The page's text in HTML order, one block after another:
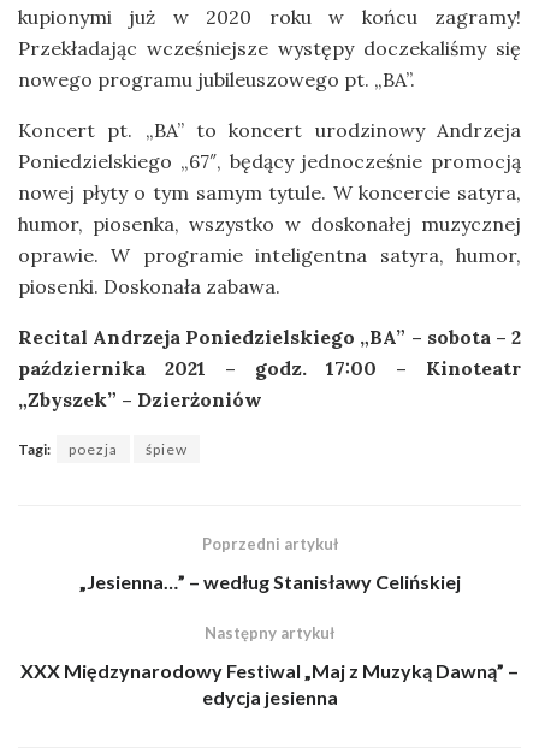
kupionymi już w 2020 roku w końcu zagramy!
Przekładając wcześniejsze występy doczekaliśmy się
nowego programu jubileuszowego pt. „BA”.
Koncert pt. „BA” to koncert urodzinowy Andrzeja
Poniedzielskiego „67″, będący jednocześnie promocją
nowej płyty o tym samym tytule. W koncercie satyra,
humor, piosenka, wszystko w doskonałej muzycznej
oprawie. W programie inteligentna satyra, humor,
piosenki. Doskonała zabawa.
Recital Andrzeja Poniedzielskiego „BA” – sobota – 2
października 2021 – godz. 17:00 – Kinoteatr
„Zbyszek” – Dzierżoniów
Tagi: poezja śpiew
Poprzedni artykuł
„Jesienna…” – według Stanisławy Celińskiej
Następny artykuł
XXX Międzynarodowy Festiwal „Maj z Muzyką Dawną” –
edycja jesienna